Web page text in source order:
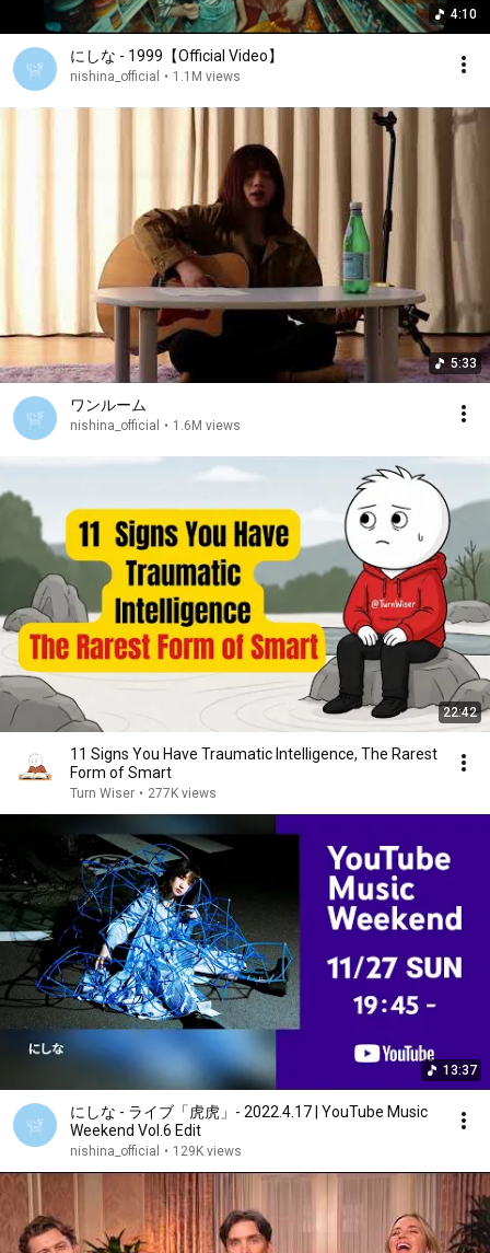
4:10
にしな - 1999【Official Video】
nishina_official • 1.1M views
5:33
ワンルーム
nishina_official • 1.6M views
22:42
11 Signs You Have Traumatic Intelligence, The Rarest
Form of Smart
Turn Wiser • 277K views
13:37
にしな - ライブ「虎虎」- 2022.4.17 | YouTube Music
Weekend Vol.6 Edit
nishina_official • 129K views